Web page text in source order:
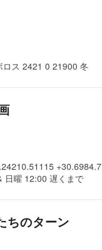
ス 2421 0 21900 冬
日曜 12:00 遅くまで
ちのターン